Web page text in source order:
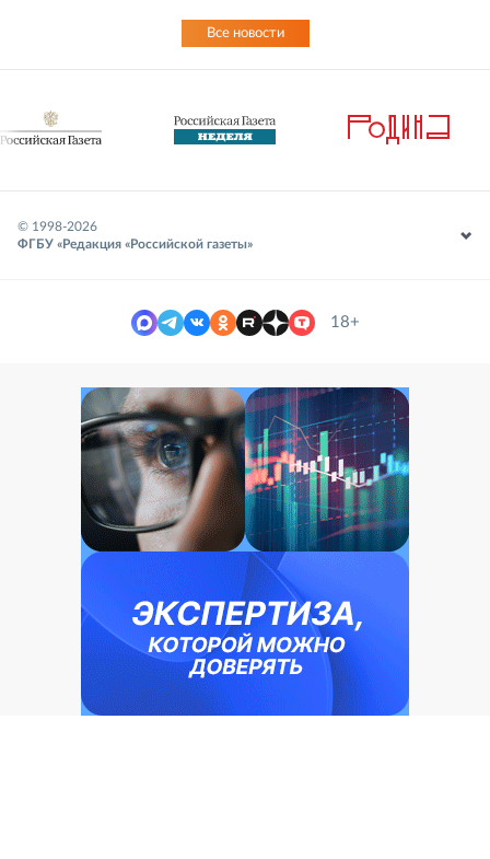
Все новости
© 1998-2026
ФГБУ «Редакция «Российской газеты»
18+